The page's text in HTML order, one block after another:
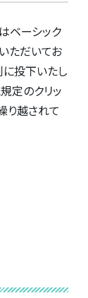
ベーシック
ただいてお
に投下いたし
定のクリッ
り越されて